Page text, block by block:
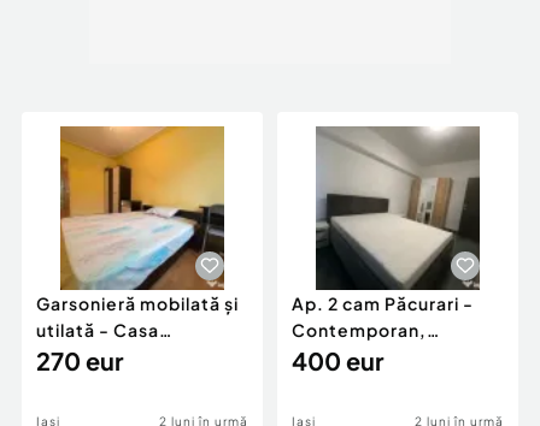
Garsonieră mobilată și
utilată - Casa
Sindicatelor
270 eur
Iasi 2 luni în urmă
Ap. 2 cam Păcurari -
Contemporan,
încălzire în pardoseală
400 eur
Iasi 2 luni în urmă